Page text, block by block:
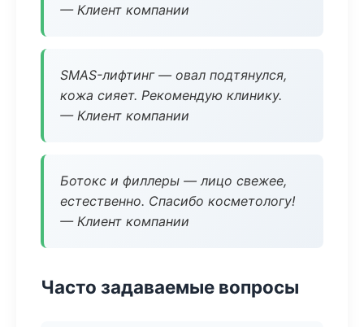
— Клиент компании
SMAS-лифтинг — овал подтянулся,
кожа сияет. Рекомендую клинику.
— Клиент компании
Ботокс и филлеры — лицо свежее,
естественно. Спасибо косметологу!
— Клиент компании
Часто задаваемые вопросы